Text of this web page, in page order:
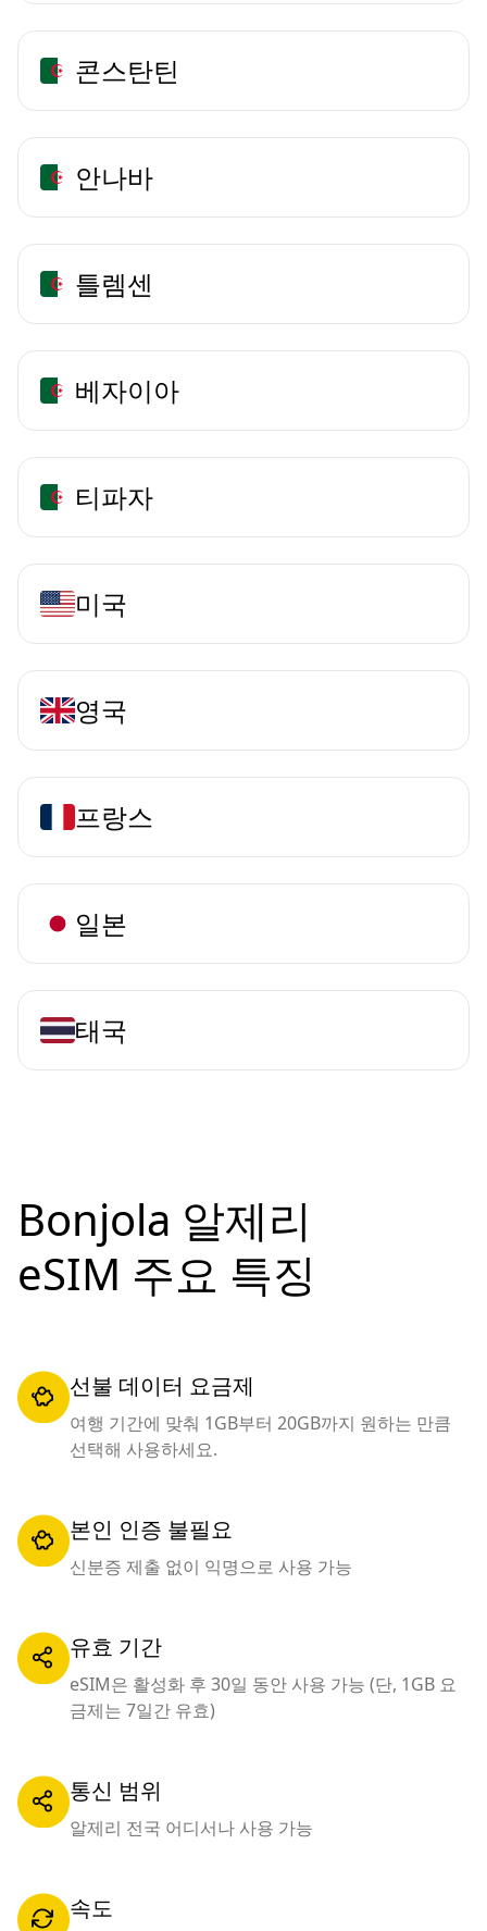
콘스탄틴
안나바
틀렘센
베자이아
티파자
미국
영국
프랑스
일본
태국
Bonjola 알제리
eSIM 주요 특징
선불 데이터 요금제
여행 기간에 맞춰 1GB부터 20GB까지 원하는 만큼
선택해 사용하세요.
본인 인증 불필요
신분증 제출 없이 익명으로 사용 가능
유효 기간
eSIM은 활성화 후 30일 동안 사용 가능 (단, 1GB 요
금제는 7일간 유효)
통신 범위
알제리 전국 어디서나 사용 가능
속도